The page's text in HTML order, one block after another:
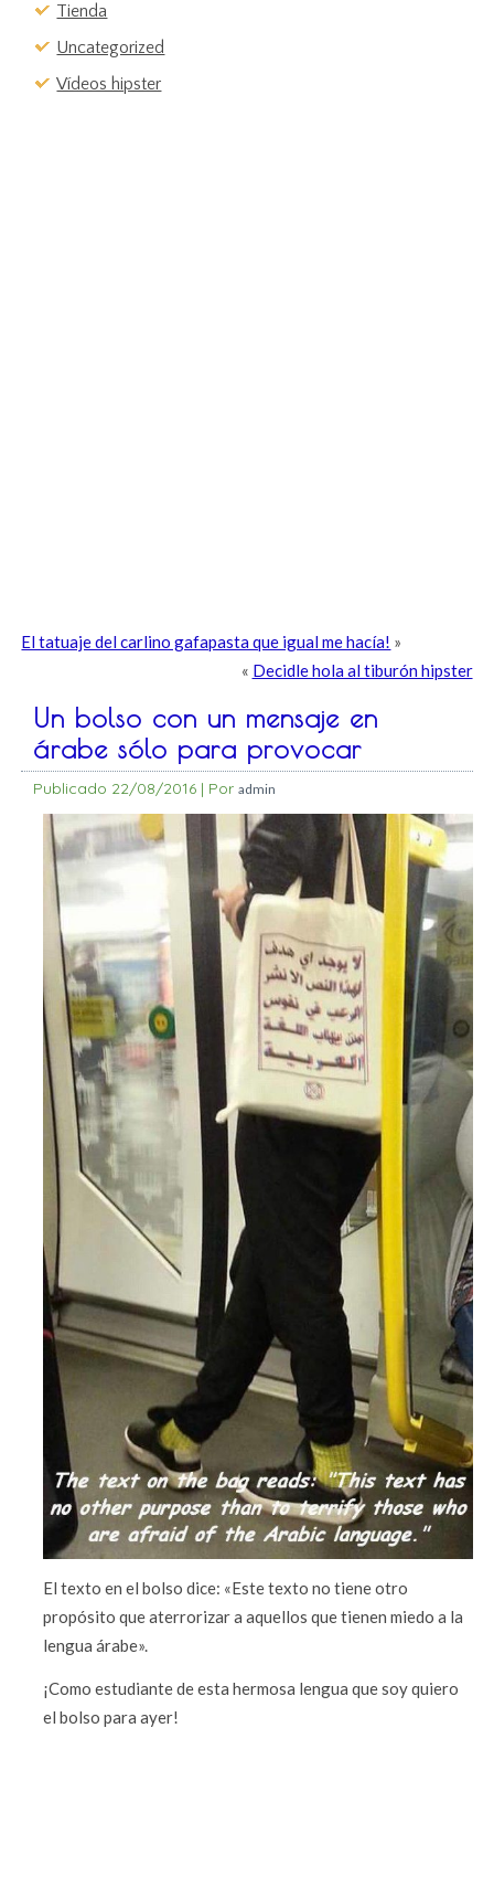
Tienda
Uncategorized
Vídeos hipster
El tatuaje del carlino gafapasta que igual me hacía! »
« Decidle hola al tiburón hipster
Un bolso con un mensaje en
árabe sólo para provocar
Publicado 22/08/2016 | Por admin
El texto en el bolso dice: «Este texto no tiene otro
propósito que aterrorizar a aquellos que tienen miedo a la
lengua árabe».
¡Como estudiante de esta hermosa lengua que soy quiero
el bolso para ayer!